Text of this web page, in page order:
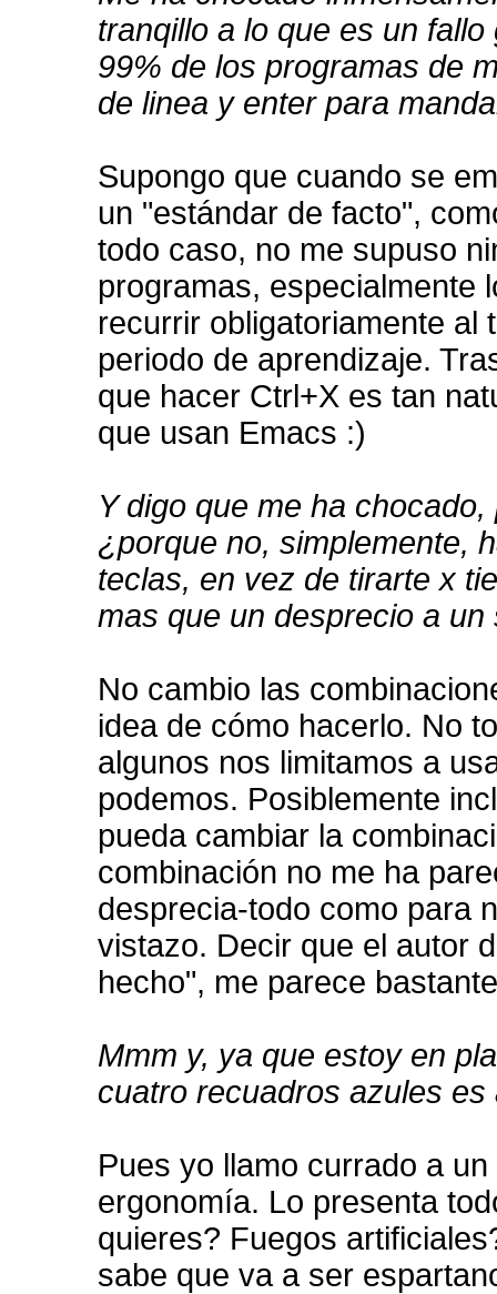
tranqillo a lo que es un
99% de los programas de
de linea y enter para
Supongo que cuando se
un "estándar de facto",
todo caso, no me supuso
programas, especialmente
recurrir obligatoriamente al
periodo de aprendizaje.
que hacer Ctrl+X es tan
que usan Emacs :)
Y digo que me ha
¿porque no, simplemente,
teclas, en vez de tirarte x
mas que un desprecio a
No cambio las
idea de cómo hacerlo. No
algunos nos limitamos a
podemos. Posiblemente
pueda cambiar la
combinación no me ha
desprecia-todo como para
vistazo. Decir que el autor
hecho", me parece
Mmm y, ya que estoy en
cuatro recuadros azules
Pues yo llamo currado a
ergonomía. Lo presenta
quieres? Fuegos
sabe que va a ser